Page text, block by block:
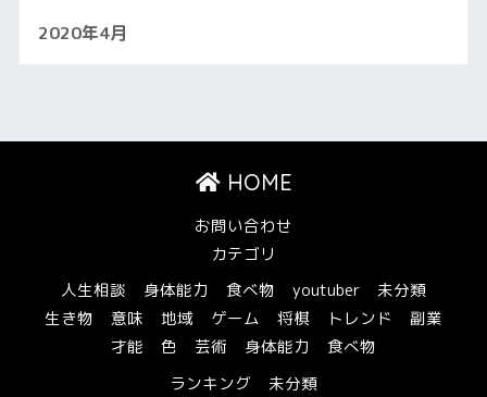
2020年4月
HOME
お問い合わせ
カテゴリ
人生相談
身体能力 食べ物 youtuber
未分類
生き物
意味 地域 ゲーム 将棋 トレンド
副業
才能
色 芸術 身体能力
食べ物
ランキング
未分類